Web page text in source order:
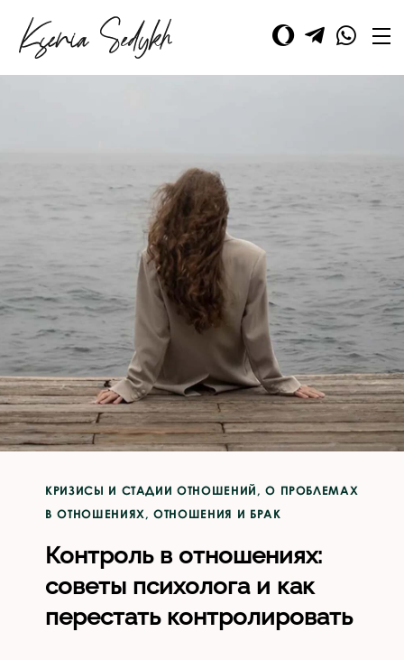
КРИЗИСЫ И СТАДИИ ОТНОШЕНИЙ,О ПРОБЛЕМАХ
В ОТНОШЕНИЯХ,ОТНОШЕНИЯ И БРАК
Контроль в отношениях:
советы психолога и как
перестать контролировать